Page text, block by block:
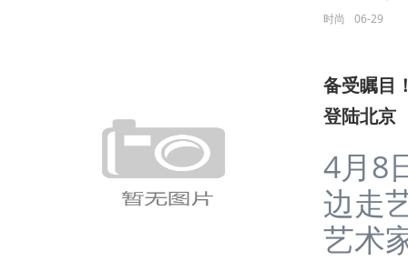
时尚 06-29
备受瞩目
登陆北京
4月8
边走
艺术